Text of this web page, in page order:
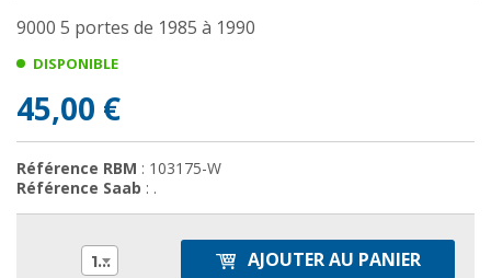
9000 5 portes de 1985 à 1990
DISPONIBLE
45,00 €
Référence RBM : 103175-W
Référence Saab : .
1 AJOUTER AU PANIER